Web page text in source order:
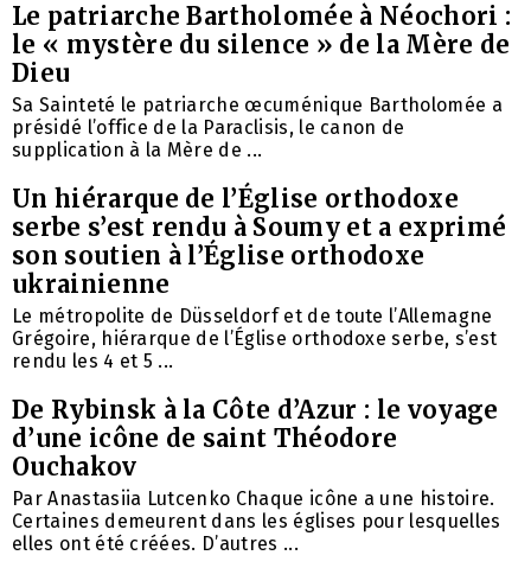
Le patriarche Bartholomée à Néochori :
le « mystère du silence » de la Mère de
Dieu
Sa Sainteté le patriarche œcuménique Bartholomée a
présidé l’office de la Paraclisis, le canon de
supplication à la Mère de ...
Un hiérarque de l’Église orthodoxe
serbe s’est rendu à Soumy et a exprimé
son soutien à l’Église orthodoxe
ukrainienne
Le métropolite de Düsseldorf et de toute l’Allemagne
Grégoire, hiérarque de l’Église orthodoxe serbe, s’est
rendu les 4 et 5 ...
De Rybinsk à la Côte d’Azur : le voyage
d’une icône de saint Théodore
Ouchakov
Par Anastasiia Lutcenko Chaque icône a une histoire.
Certaines demeurent dans les églises pour lesquelles
elles ont été créées. D’autres ...